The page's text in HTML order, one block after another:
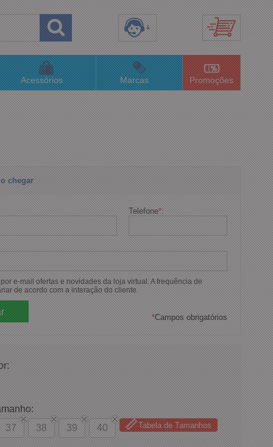
3658-4820
(48)996063435
Online
Acessórios Marcas Promoções
chegar
Telefone*:
e-mail ofertas e novidades da loja virtual. A frequência de
de acordo com a interação do cliente.
*Campos obrigatórios
37 38 39 40 Tabela de Tamanhos